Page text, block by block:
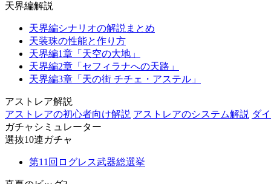
天界編解説
天界編シナリオの解説まとめ
天装珠の性能と作り方
天界編1章「天空の大地」
天界編2章「セフィラナへの天路」
天界編3章「天の街 チチェ・アステル」
アストレア解説
アストレアの初心者向け解説 アストレアのシステム解説 ダ
ガチャシミュレーター
選抜10連ガチャ
第11回ログレス武器総選挙